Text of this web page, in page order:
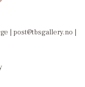
| post@tbsgallery.no |